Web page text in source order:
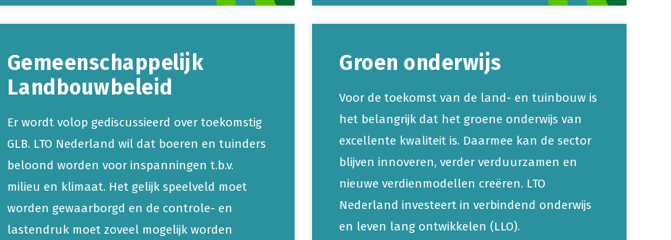
Gemeenschappelijk
Landbouwbeleid
Er wordt volop gediscussieerd over toekomstig
GLB. LTO Nederland wil dat boeren en tuinders
beloond worden voor inspanningen t.b.v.
milieu en klimaat. Het gelijk speelveld moet
worden gewaarborgd en de controle- en
lastendruk moet zoveel mogelijk worden
Groen onderwijs
Voor de toekomst van de land- en tuinbouw is
het belangrijk dat het groene onderwijs van
excellente kwaliteit is. Daarmee kan de sector
blijven innoveren, verder verduurzamen en
nieuwe verdienmodellen creëren. LTO
Nederland investeert in verbindend onderwijs
en leven lang ontwikkelen (LLO).